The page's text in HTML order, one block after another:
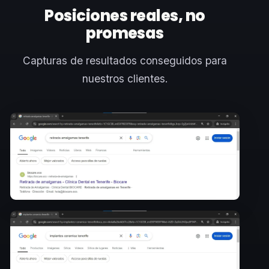
Posiciones reales, no
promesas
Capturas de resultados conseguidos para
nuestros clientes.